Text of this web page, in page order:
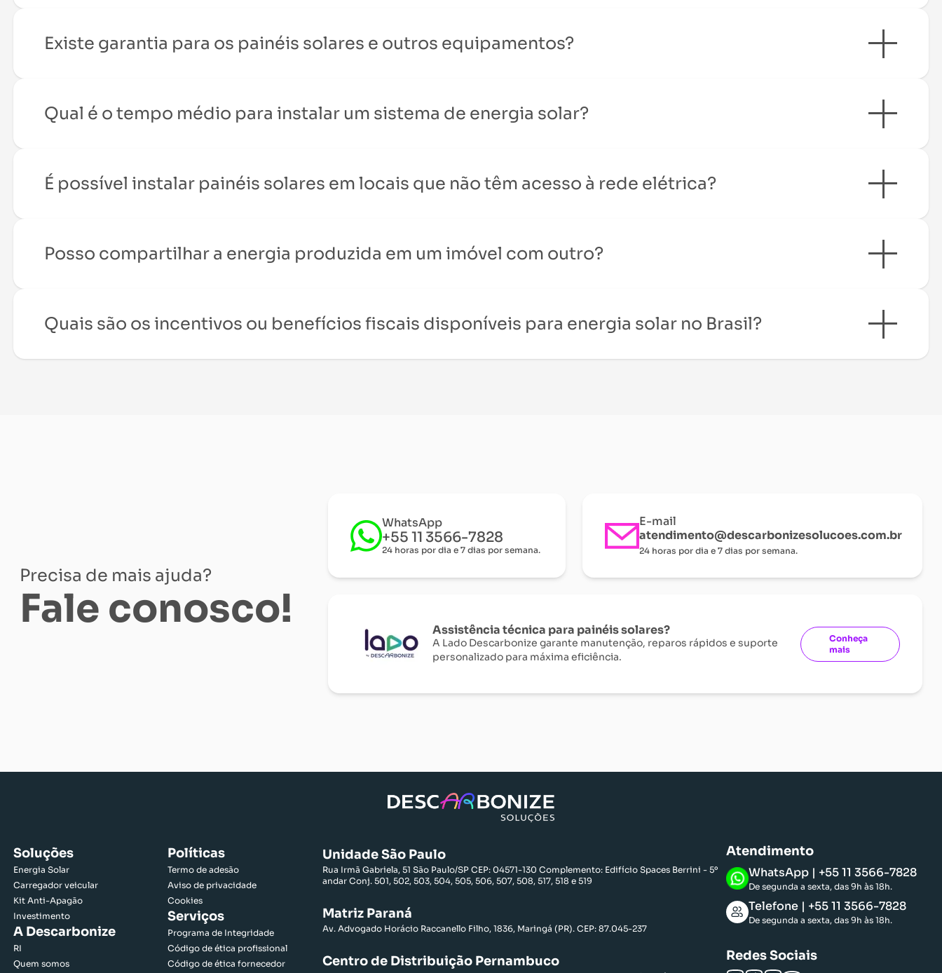
Existe garantia para os painéis solares e outros equipamentos?
Qual é o tempo médio para instalar um sistema de energia solar?
É possível instalar painéis solares em locais que não têm acesso à rede elétrica?
Posso compartilhar a energia produzida em um imóvel com outro?
Quais são os incentivos ou benefícios fiscais disponíveis para energia solar no Brasil?
Precisa de mais ajuda?
Fale conosco!
WhatsApp
+55 11 3566-7828
24 horas por dia e 7 dias por semana.
E-mail
atendimento@descarbonizesolucoes.com.br
24 horas por dia e 7 dias por semana.
Assistência técnica para painéis solares?
A Lado Descarbonize garante manutenção, reparos rápidos e suporte
personalizado para máxima eficiência.
Conheça
mais
Soluções
Energia Solar
Carregador veicular
Kit Anti-Apagão
Investimento
A Descarbonize
RI
Quem somos
Políticas
Termo de adesão
Aviso de privacidade
Cookies
Serviços
Programa de Integridade
Código de ética profissional
Código de ética fornecedor
Unidade São Paulo
Rua Irmã Gabriela, 51 São Paulo/SP CEP: 04571-130 Complemento: Edifício Spaces Berrini - 5º
andar Conj. 501, 502, 503, 504, 505, 506, 507, 508, 517, 518 e 519
Matriz Paraná
Av. Advogado Horácio Raccanello Filho, 1836, Maringá (PR). CEP: 87.045-237
Centro de Distribuição Pernambuco
Atendimento
WhatsApp | +55 11 3566-7828
De segunda a sexta, das 9h às 18h.
Telefone | +55 11 3566-7828
De segunda a sexta, das 9h às 18h.
Redes Sociais